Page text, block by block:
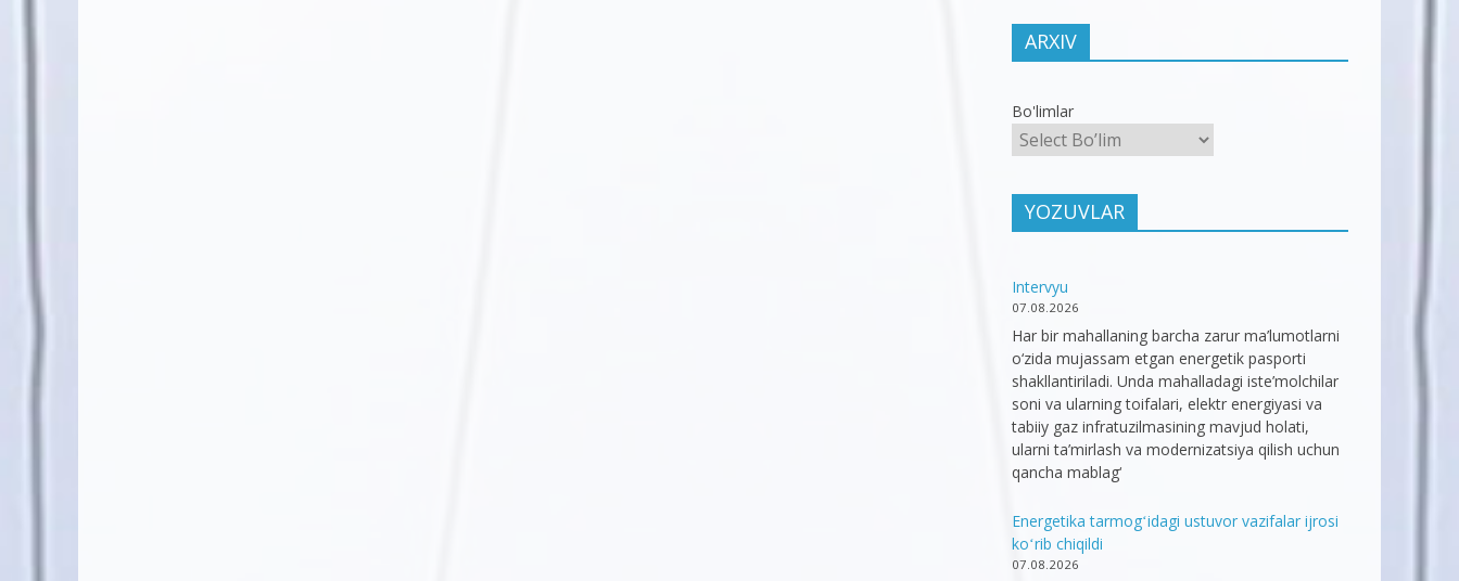
ARXIV
Bo'limlar
YOZUVLAR
Intervyu
07.08.2026
Har bir mahallaning barcha zarur ma’lumotlarni
o‘zida mujassam etgan energetik pasporti
shakllantiriladi. Unda mahalladagi iste’molchilar
soni va ularning toifalari, elektr energiyasi va
tabiiy gaz infratuzilmasining mavjud holati,
ularni ta’mirlash va modernizatsiya qilish uchun
qancha mablag‘
Energetika tarmogʻidagi ustuvor vazifalar ijrosi
koʻrib chiqildi
07.08.2026